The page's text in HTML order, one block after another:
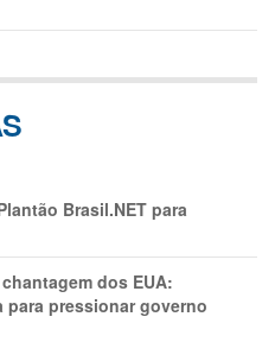
Brasil.NET para
dos EUA:
pressionar governo